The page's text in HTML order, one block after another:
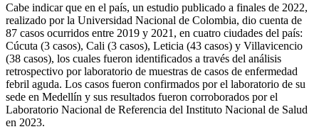
Cabe indicar que en el país, un estudio publicado a finales de 2022,
realizado por la Universidad Nacional de Colombia, dio cuenta de
87 casos ocurridos entre 2019 y 2021, en cuatro ciudades del país:
Cúcuta (3 casos), Cali (3 casos), Leticia (43 casos) y Villavicencio
(38 casos), los cuales fueron identificados a través del análisis
retrospectivo por laboratorio de muestras de casos de enfermedad
febril aguda. Los casos fueron confirmados por el laboratorio de su
sede en Medellín y sus resultados fueron corroborados por el
Laboratorio Nacional de Referencia del Instituto Nacional de Salud
en 2023.